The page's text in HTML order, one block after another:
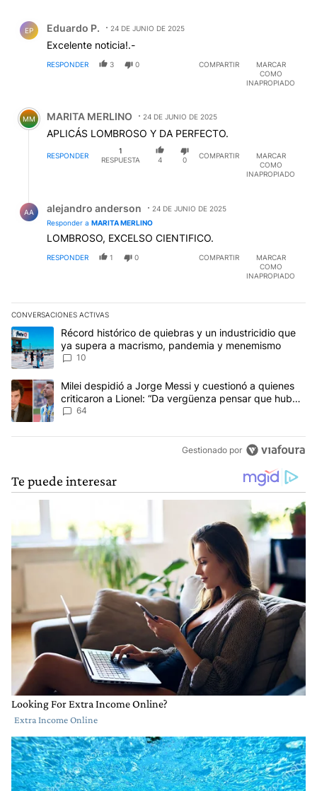
EP Eduardo P. 24 DE JUNIO DE 2025
Excelente noticia!.-
RESPONDER 3 0 COMPARTIR
MARCAR
COMO
INAPROPIADO
Comentario de MARITA MERLINO.
MM MARITA MERLINO 24 DE JUNIO DE 2025
APLICÁS LOMBROSO Y DA PERFECTO.
RESPONDER
1
RESPUESTA
4 0
COMPARTIR
MARCAR
COMO
INAPROPIADO
AA alejandro anderson
24 DE JUNIO DE 2025
Responder a MARITA MERLINO
LOMBROSO, EXCELSO CIENTIFICO.
RESPONDER 1 0 COMPARTIR
MARCAR
COMO
INAPROPIADO
CONVERSACIONES ACTIVAS
Este listado muestra los artículos con más comentarios en los
Un artículo de tendencia con el título "Récord histórico de
Récord histórico de quiebras y un industricidio que
ya supera a macrismo, pandemia y menemismo
10
Un artículo de tendencia con el título "Milei despidió a Jorge
Milei despidió a Jorge Messi y cuestionó a quienes
criticaron a Lionel: “Da vergüenza pensar que hubo
anti-Messi”
64
Gestionado por